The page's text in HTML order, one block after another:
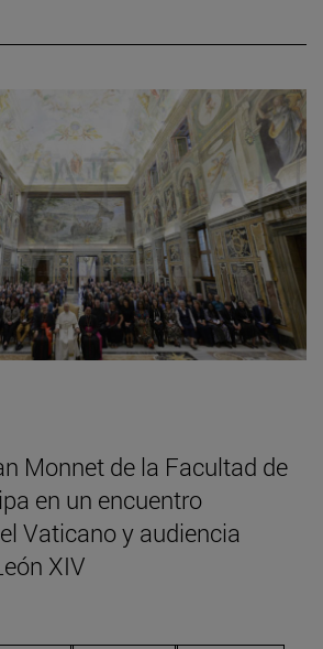
Monnet de la Facultad de
en un encuentro
Vaticano y audiencia
XIV